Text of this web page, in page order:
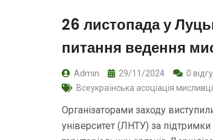
26 листопада у
питання ведення
Admin 29/11/2024
0
Всеукраїнська асоціація
Організаторами заходу
університет (ЛНТУ) за